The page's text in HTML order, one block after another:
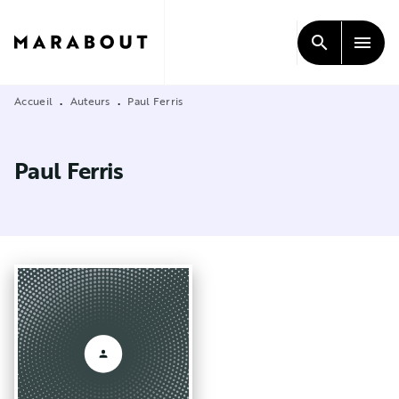
CONTENU
search menu
Accueil • Auteurs • Paul Ferris
Paul Ferris